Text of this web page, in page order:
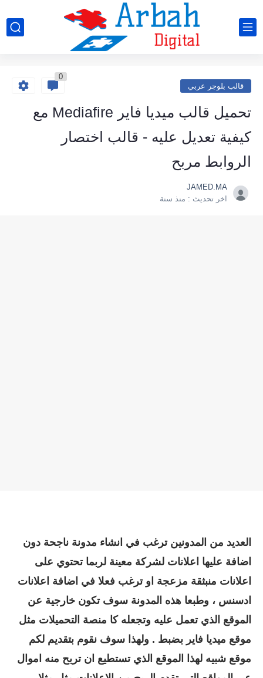
قالب بلوجر عربي
0
تحميل قالب ميديا فاير Mediafire مع
كيفية تعديل عليه - قالب اختصار
الروابط مربح
JAMED.MA
اخر تحديث : منذ سنة
العديد من المدونين ترغب في انشاء مدونة ناجحة دون
اضافة عليها اعلانات لشركة معينة لربما تحتوي على
اعلانات منبثقة مزعجة او ترغب فعلا في اضافة اعلانات
ادسنس ، وطبعا هذه المدونة سوف تكون خارجية عن
الموقع الذي تعمل عليه وتجعله كا منصة التحميلات مثل
موقع ميديا فاير بضبط . ولهذا سوف نقوم بتقديم لكم
موقع شبيه لهذا الموقع الذي تستطيع ان تربح منه اموال